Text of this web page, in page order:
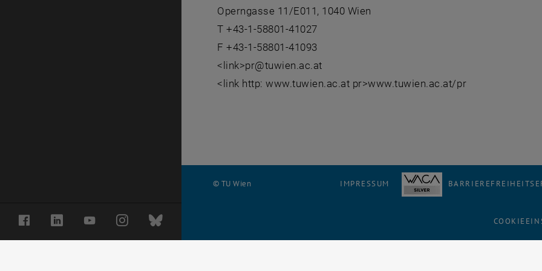
FacebookLinkedInYouTubeInstagramBluesky
Operngasse 11/E011, 1040 Wien
T +43-1-58801-41027
F +43-1-58801-41093
<link>pr@tuwien.ac.at
<link http: www.tuwien.ac.at pr>www.tuwien.ac.at/pr
© TU Wien IMPRESSUM